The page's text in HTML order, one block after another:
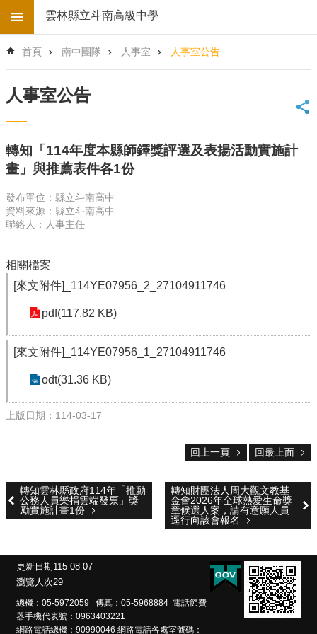
跳到主要內容區塊
階
搜
首
頁
學
校
子
地
台
登
縣
政
育
處
應
認
校
校
園
成
果
雲林縣立斗南高級中學
首頁 南中團隊 人事室 人事室公告
人事室公告
轉知「114年度本縣師鐸獎評選及表揚活動實施計
畫」與推薦表件各1份
發布單位：縣立斗南高中
資料來源：縣立斗南高中
聯絡人：人事主任
相關檔案
[來文附件]_114YE07956_2_27104911746
pdf(117.82 KB)
[來文附件]_114YE07956_1_27104911746
odt(31.36 KB)
上版日期：114-03-17
回上一頁 回最上面
轉知雲林縣政府114年「推動
公務人員樂捐雲端發票」獎
勵實施計畫1份
轉知財團法人周大觀文教基
金會2026年全球熱愛生命獎
章候選人案，請有意願人員
逕行向該會報名
更新日期115-08-07
瀏覽人次29
總機：05-5972059 傳真：05-5968884 電話節費
器手機代表號：0963403221
網路電話總機：90990046 網路電話各處室號碼：